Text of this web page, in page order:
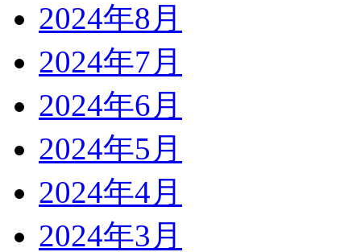
2024年8月
2024年7月
2024年6月
2024年5月
2024年4月
2024年3月